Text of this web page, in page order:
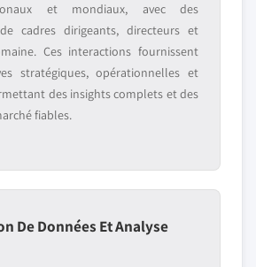
et mondiaux, avec des
cadres dirigeants, directeurs et
Ces interactions fournissent
stratégiques, opérationnelles et
des insights complets et des
fiables.
De Données Et Analyse